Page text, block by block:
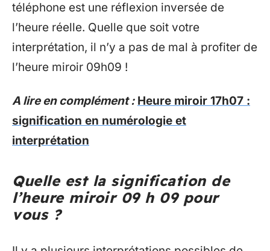
téléphone est une réflexion inversée de
l’heure réelle. Quelle que soit votre
interprétation, il n’y a pas de mal à profiter de
l’heure miroir 09h09 !
A lire en complément : Heure miroir 17h07 :
signification en numérologie et
interprétation
Quelle est la signification de
l’heure miroir 09 h 09 pour
vous ?